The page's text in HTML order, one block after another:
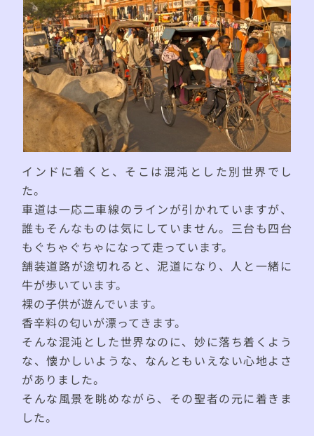
インドに着くと、そこは混沌とした別世界でし
た。
車道は一応二車線のラインが引かれていますが、
誰もそんなものは気にしていません。三台も四台
もぐちゃぐちゃになって走っています。
舗装道路が途切れると、泥道になり、人と一緒に
牛が歩いています。
裸の子供が遊んでいます。
香辛料の匂いが漂ってきます。
そんな混沌とした世界なのに、妙に落ち着くよう
な、懐かしいような、なんともいえない心地よさ
がありました。
そんな風景を眺めながら、その聖者の元に着きま
した。